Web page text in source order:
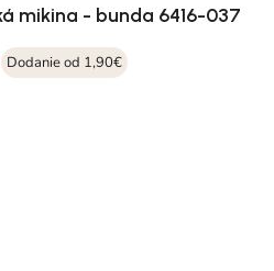
mikina - bunda 6416-037
Dodanie od 1,90€